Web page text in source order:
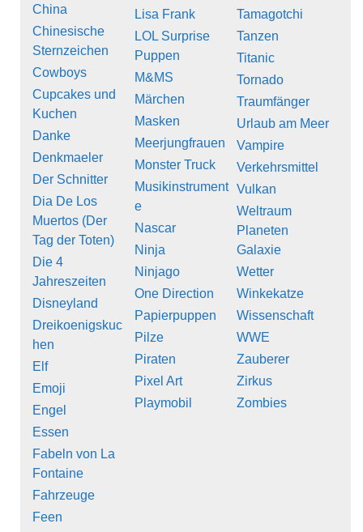
China
Chinesische
Sternzeichen
Cowboys
Cupcakes und
Kuchen
Danke
Denkmaeler
Der Schnitter
Dia De Los
Muertos (Der
Tag der Toten)
Die 4
Jahreszeiten
Disneyland
Dreikoenigskuc
hen
Elf
Emoji
Engel
Essen
Fabeln von La
Fontaine
Fahrzeuge
Feen
Lisa Frank
LOL Surprise
Puppen
M&MS
Märchen
Masken
Meerjungfrauen
Monster Truck
Musikinstrument
e
Nascar
Ninja
Ninjago
One Direction
Papierpuppen
Pilze
Piraten
Pixel Art
Playmobil
Tamagotchi
Tanzen
Titanic
Tornado
Traumfänger
Urlaub am Meer
Vampire
Verkehrsmittel
Vulkan
Weltraum
Planeten
Galaxie
Wetter
Winkekatze
Wissenschaft
WWE
Zauberer
Zirkus
Zombies